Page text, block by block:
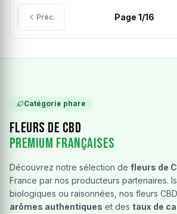
Préc. Page 1/16
Catégorie phare
Fleurs de CBD
Premium Françaises
Découvrez notre sélection de fleurs de
France par nos producteurs partenaires.
biologiques ou raisonnées, nos fleurs
arômes authentiques et des taux de